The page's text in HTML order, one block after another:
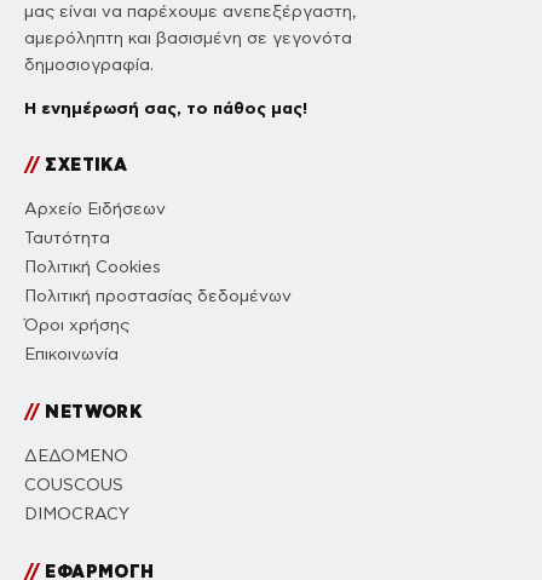
μας είναι να παρέχουμε ανεπεξέργαστη,
αμερόληπτη και βασισμένη σε γεγονότα
δημοσιογραφία.
Η ενημέρωσή σας, το πάθος μας!
//ΣΧΕΤΙΚΑ
Αρχείο Ειδήσεων
Ταυτότητα
Πολιτική Cookies
Πολιτική προστασίας δεδομένων
Όροι χρήσης
Επικοινωνία
//NETWORK
ΔΕΔΟΜΕΝΟ
COUSCOUS
DIMOCRACY
//ΕΦΑΡΜΟΓΗ